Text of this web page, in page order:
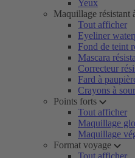
Yeux
Maquillage résistant
Tout afficher
Eyeliner
Fond de teint
Mascara
Correcteur
Fard à
Crayons à
Points forts
Tout afficher
Maquillage
Maquillage
Format voyage
Tout afficher